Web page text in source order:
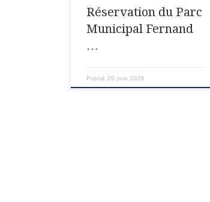
Réservation du Parc
Municipal Fernand
…
Publié 20 juin 2026